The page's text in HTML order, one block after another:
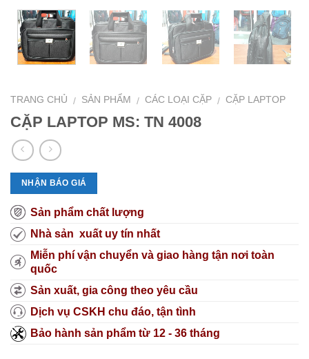
TRANG CHỦ / SẢN PHẨM / CÁC LOẠI CẶP / CẶP LAPTOP
CẶP LAPTOP MS: TN 4008
NHẬN BÁO GIÁ
Sản phẩm chất lượng
Nhà sản xuất uy tín nhất
Miễn phí vận chuyển và giao hàng tận nơi toàn
quốc
Sản xuất, gia công theo yêu cầu
Dịch vụ CSKH chu đáo, tận tình
Bảo hành sản phẩm từ 12 - 36 tháng